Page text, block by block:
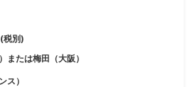
税別)
または梅田（大阪）
ス）